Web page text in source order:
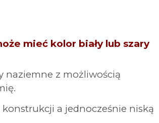
mieć kolor biały lub szary
naziemne z możliwością
konstrukcji a jednocześnie niską